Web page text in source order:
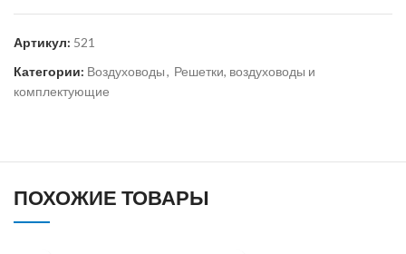
Артикул: 521
Категории: Воздуховоды, Решетки, воздуховоды и
комплектующие
ПОХОЖИЕ ТОВАРЫ